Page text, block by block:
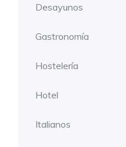
Desayunos
Gastronomía
Hostelería
Hotel
Italianos